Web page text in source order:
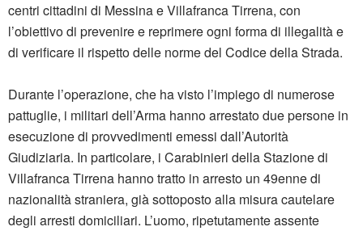
centri cittadini di Messina e Villafranca Tirrena, con
l’obiettivo di prevenire e reprimere ogni forma di illegalità e
di verificare il rispetto delle norme del Codice della Strada.
Durante l’operazione, che ha visto l’impiego di numerose
pattuglie, i militari dell’Arma hanno arrestato due persone in
esecuzione di provvedimenti emessi dall’Autorità
Giudiziaria. In particolare, i Carabinieri della Stazione di
Villafranca Tirrena hanno tratto in arresto un 49enne di
nazionalità straniera, già sottoposto alla misura cautelare
degli arresti domiciliari. L’uomo, ripetutamente assente